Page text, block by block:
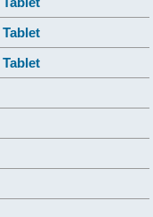
Tablet
Tablet